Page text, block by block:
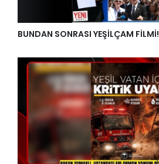
BUNDAN SONRASI YEŞİLÇAM FİLMİ!